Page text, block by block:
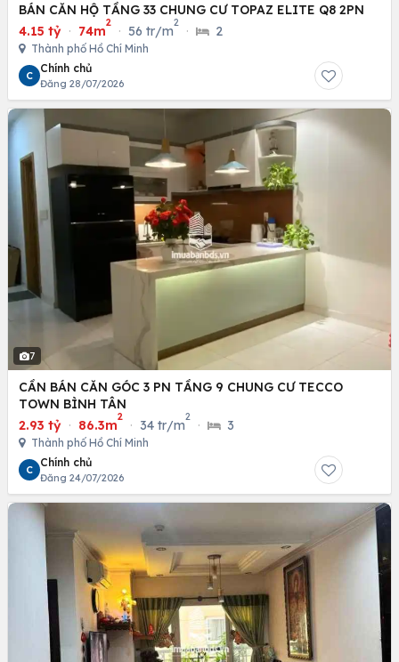
BÁN CĂN HỘ TẦNG 33 CHUNG CƯ TOPAZ ELITE Q8 2PN
4.15 tỷ · 74m
2
· 56 tr/m
2
· 2
Thành phố Hồ Chí Minh
C
Chính chủ
Đăng 28/07/2026
7
CẦN BÁN CĂN GÓC 3 PN TẦNG 9 CHUNG CƯ TECCO
TOWN BÌNH TÂN
2.93 tỷ · 86.3m
2
· 34 tr/m
2
· 3
Thành phố Hồ Chí Minh
C
Chính chủ
Đăng 24/07/2026